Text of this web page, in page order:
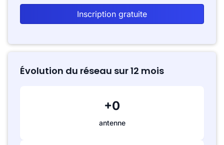
Inscription gratuite
Évolution du réseau sur 12 mois
+0
antenne